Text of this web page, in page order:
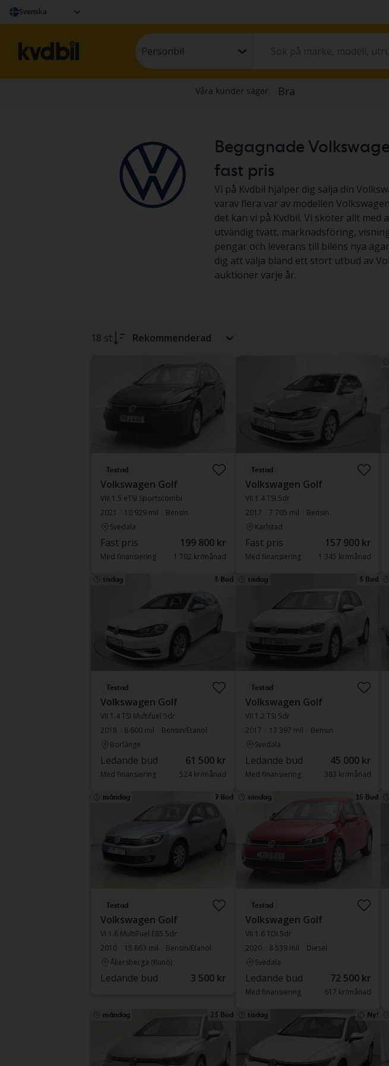
Svenska
Personbil
Begagnade
fast pris
Vi på Kvdbil hjälper dig sälja din
varav flera var av modellen
det kan vi på Kvdbil. Vi sköter allt
utvändig tvätt, marknadsföring,
pengar och leverans till bilens nya
dig att välja bland ett stort utbud av
auktioner varje år.
18 st Rekommenderad
Testad
Volkswagen Golf
VIII 1.5 eTSI Sportscombi
2021
10 929 mil
Bensin
Svedala
Fast pris 199 800 kr
Med finansiering 1 702 kr/månad
Testad
Volkswagen Golf
VII 1.4 TSI 5dr
2017
7 705 mil
Bensin
Karlstad
Fast pris 157 900 kr
Med finansiering 1 345 kr/månad
tisdag 3 Bud
Testad
Volkswagen Golf
VII 1.4 TSI Multifuel 5dr
2018
8 600 mil
Bensin/Etanol
Borlänge
Ledande bud 61 500 kr
Med finansiering 524 kr/månad
tisdag 3 Bud
Testad
Volkswagen Golf
VII 1.2 TSI 5dr
2017
13 397 mil
Bensin
Svedala
Ledande bud 45 000 kr
Med finansiering 383 kr/månad
måndag 7 Bud
Testad
Volkswagen Golf
VI 1.6 MultiFuel E85 5dr
2010
15 863 mil
Bensin/Etanol
Åkersberga (Runö)
Ledande bud 3 500 kr
söndag 15 Bud
Testad
Volkswagen Golf
VII 1.6 TDI 5dr
2020
8 539 mil
Diesel
Svedala
Ledande bud 72 500 kr
Med finansiering 617 kr/månad
måndag 23 Bud tisdag Ny!